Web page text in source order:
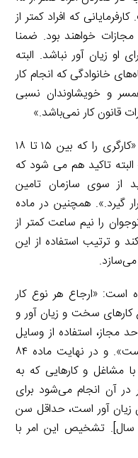
که افراد کمتر از
مجازات خواهند بود. ضمنا
او زیان آور نباشد. البته
کارگاه‌های خانوادگی که انجام کار
و خویشاوندان نسبی
قانون کار نمی‌باشد.»
در ماده بعدی این قانون هم آمده: «کارگری را که بین ۱۵ تا ۱۸
تاکید هم می شود که
از سوی سازمان تامین
گیرد.». همچنین در ماده
نوجوان را نیم ساعت کمتر از
و ترتیب استفاده از این
می‌سازد.
آمده است: «ارجاع هر نوع کار
کارهای سخت و زیان آور و
استفاده از وسایل
مکانیکی، برای کارگر نوجوان ممنوع است». و در نهایت ماده ۸۴
با مشاغل و کارهایی که به
آن انجام می‌شود برای
زیان آور است، حداقل سن
۱۸ سال تمام خواهد بود [نه ۱۵ سال]. تشخیص این امر با